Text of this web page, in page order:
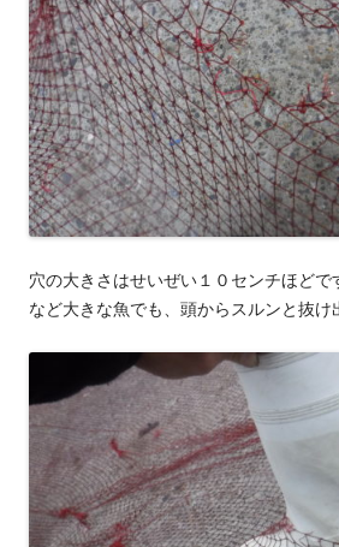
穴の大きさはせいぜい１０センチほどで
など大きな魚でも、頭からスルンと抜け